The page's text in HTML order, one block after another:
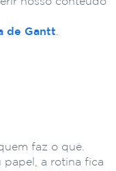
de Gantt
faz o quê.
papel, a rotina fica